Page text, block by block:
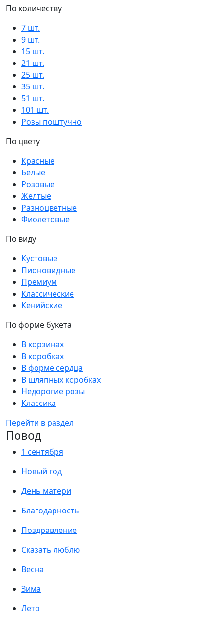
По количеству
7 шт.
9 шт.
15 шт.
21 шт.
25 шт.
35 шт.
51 шт.
101 шт.
Розы поштучно
По цвету
Красные
Белые
Розовые
Желтые
Разноцветные
Фиолетовые
По виду
Кустовые
Пионовидные
Премиум
Классические
Кенийские
По форме букета
В корзинах
В коробках
В форме сердца
В шляпных коробках
Недорогие розы
Классика
Перейти в раздел
Повод
1 сентября
Новый год
День матери
Благодарность
Поздравление
Сказать люблю
Весна
Зима
Лето